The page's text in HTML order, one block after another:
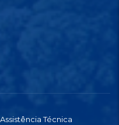
Assistência Técnica